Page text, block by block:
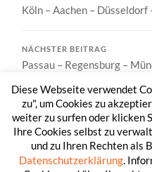
Köln – Aachen – Düsseldorf
NÄCHSTER BEITRAG
Passau – Regensburg –
Diese Webseite verwendet
zu", um Cookies zu
weiter zu surfen oder klicken
Ihre Cookies selbst zu
und zu Ihren Rechten als
Datenschutzerklärung .